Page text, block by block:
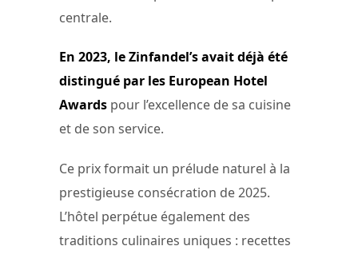
centrale.
En 2023, le Zinfandel’s avait déjà été
distingué par les European Hotel
Awards pour l’excellence de sa cuisine
et de son service.
Ce prix formait un prélude naturel à la
prestigieuse consécration de 2025.
L’hôtel perpétue également des
traditions culinaires uniques : recettes